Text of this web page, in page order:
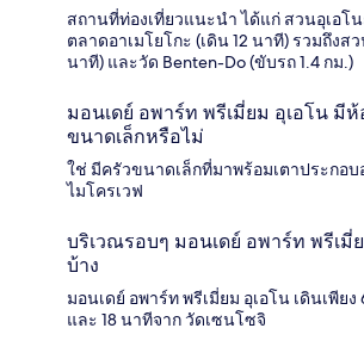
สถานที่ท่องเที่ยวแนะนำ ได้แก่ สวนอุเอโ
ตลาดอาเมโยโกะ (เดิน 12 นาที) รวมถึงส
นาที) และวัด Benten-Do (ขับรถ 1.4 กม.)
มอนเดย์ อพาร์ท พรีเมี่ยม อุเอโน มี
ขนาดเล็กหรือไม่
ใช่ มีครัวขนาดเล็กที่มาพร้อมเตาประกอบ
ไมโครเวฟ
บริเวณรอบๆ มอนเดย์ อพาร์ท พรีเมี่
บ้าง
มอนเดย์ อพาร์ท พรีเมี่ยม อุเอโน เดินเพีย
และ 18 นาทีจาก วัดเซนโซจิ